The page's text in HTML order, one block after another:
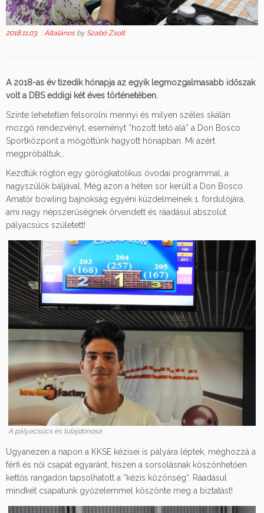
2018.11.03. :Általános by Szabó Zsolt
A 2018-as év tizedik hónapja az egyik legmozgalmasabb időszak
volt a DBS eddigi két éves történetében.
Szinte lehetetlen felsorolni mennyi és milyen széles skálán
mozgó rendezvényt, eseményt “hozott tető alá” a Don Bosco
Sportközpont a mögöttünk hagyott hónapban. Mi azért
megpróbáltuk…
Kezdtük rögtön egy görögkatolikus óvodai programmal, a
nagyszülők báljával, Még azon a héten sor került a Don Bosco
Amatőr bowling bajnokság egyéni küzdelmeinek 1. fordulójára,
ami nagy népszerűségnek örvendett és ráadásul abszolút
pályacsúcs született!
A pályacsúcs és tulajdonosa
Ugyanezen a napon a KKSE kézisei is pályára léptek, méghozzá a
férfi és női csapat egyaránt, hiszen a sorsolásnak köszönhetően
kettős rangadón tapsolhatott a “kézis közönség”. Ráadásul
mindkét csapatunk győzelemmel köszönte meg a biztatást!